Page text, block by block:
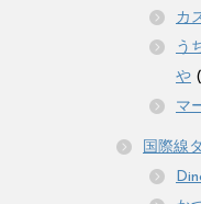
カ
う
や
マ
国際線